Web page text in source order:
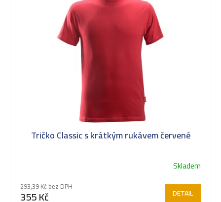
Tričko Classic s krátkým rukávem červené
Skladem
293,39 Kč bez DPH
355 Kč DETAIL